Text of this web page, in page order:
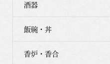
酒器
飯碗・丼
香炉・香合